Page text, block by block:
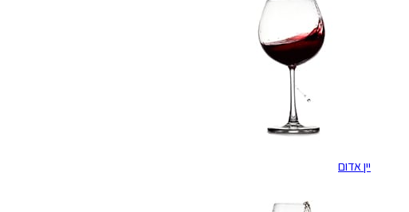
יין אדום